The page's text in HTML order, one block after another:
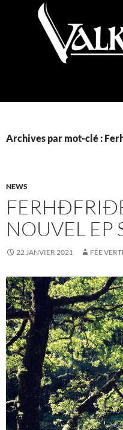
Archives par mot-clé :
NEWS
NOUVEL EP
22 JANVIER 2021 FÉE